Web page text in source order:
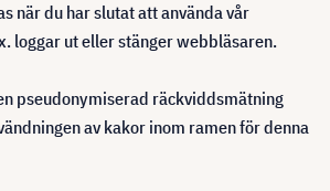
när du har slutat att använda vår
loggar ut eller stänger webbläsaren.
pseudonymiserad räckviddsmätning
av kakor inom ramen för denna